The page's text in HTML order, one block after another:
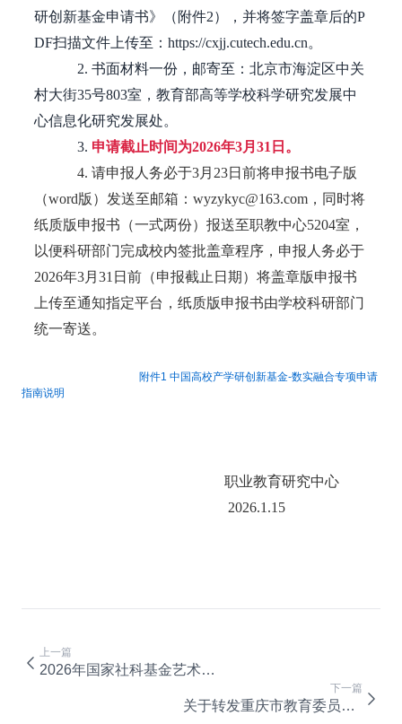
研创新基金申请书》（附件2），并将签字盖章后的P
DF扫描文件上传至：https://cxjj.cutech.edu.cn。
2. 书面材料一份，邮寄至：北京市海淀区中关
村大街35号803室，教育部高等学校科学研究发展中
心信息化研究发展处。
3. 申请截止时间为2026年3月31日 。
4. 请申报人务必于3月23日前将申报书电子版
（word版）发送至邮箱：wyzykyc@163.com，同时将
纸质版申报书（一式两份）报送至职教中心5204室，
以便科研部门完成校内签批盖章程序，申报人务必于
2026年3月31日前（申报截止日期）将盖章版申报书
上传至通知指定平台，纸质版申报书由学校科研部门
统一寄送。
附件1 中国高校产学研创新基金-数实融合专项申请
指南说明
职业教育研究中心
2026.1.15
上一篇
2026年国家社科基金艺术学年度项目申报公告
下一篇
关于转发重庆市教育委员会关于申办2026年学校美育活动项目的通知